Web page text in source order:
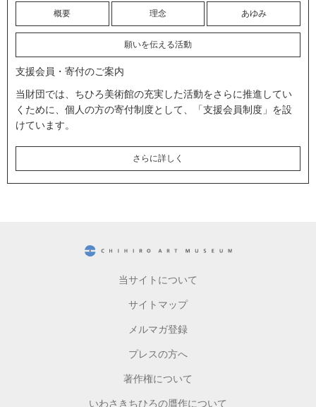
概要 理念 あゆみ
願いを伝える活動
支援会員・寄付のご案内
当財団では、ちひろ美術館の充実した活動をさらに推進してい
くために、個人の方の寄付制度として、「支援会員制度」を設
けています。
さらに詳しく
当サイトについて
サイトマップ
メルマガ登録
プレスの方へ
著作権について
いわさきちひろの贋作について